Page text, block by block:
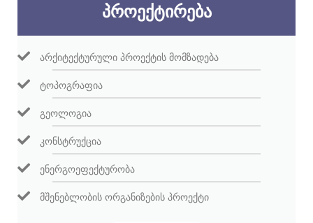
ᲞᲠᲝᲔᲥᲢᲘᲠᲔᲑᲐ
ᲐᲠᲥᲘᲢᲔᲥᲢᲣᲠᲣᲚᲘ ᲞᲠᲝᲔᲥᲢᲘᲡ ᲛᲝᲛᲖᲐᲓᲔᲑᲐ
ᲢᲝᲞᲝᲒᲠᲐᲤᲘᲐ
ᲒᲔᲝᲚᲝᲒᲘᲐ
ᲙᲝᲜᲡᲢᲠᲣᲥᲪᲘᲐ
ᲔᲜᲔᲠᲒᲝᲔᲤᲔᲥᲢᲣᲠᲝᲑᲐ
ᲛᲨᲔᲜᲔᲑᲚᲝᲑᲘᲡ ᲝᲠᲒᲐᲜᲘᲖᲔᲑᲘᲡ ᲞᲠᲝᲔᲥᲢᲘ